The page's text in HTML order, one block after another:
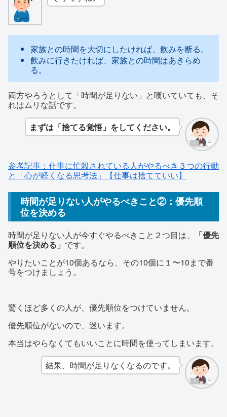
家族との時間を大切にしたければ、飲みを断る。
飲みに行きたければ、家族との時間はあきらめ
る。
両方やろうとして「時間が足りない」と嘆いていても、そ
れはムリな話です。
まずは「捨てる覚悟」をしてください。
参考記事：仕事に忙殺されている人がやるべき３つの行動
と「心が軽くなる思考法」【仕事は捨てていい】
時間が足りない人がやるべきこと②：優先順
位を決める
時間が足りない人が今すぐやるべきこと２つ目は、
「優先
順位を決める」 です。
やりたいことが10個あるなら、その10個に１〜10まで番
号をつけましょう。
驚くほど多くの人が、優先順位をつけていません。
優先順位がないので、迷います。
本当はやらなくてもいいことに時間を使ってしまいます。
結果、時間が足りなくなるのです。